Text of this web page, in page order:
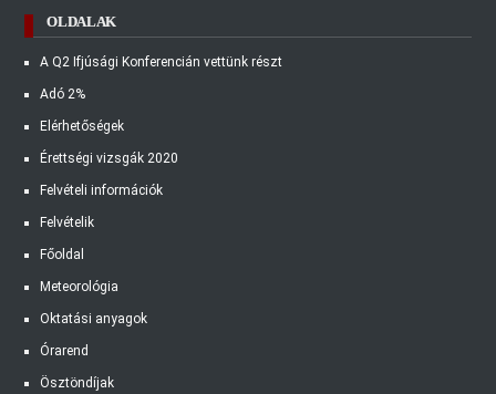
OLDALAK
A Q2 Ifjúsági Konferencián vettünk részt
Adó 2%
Elérhetőségek
Érettségi vizsgák 2020
Felvételi információk
Felvételik
Főoldal
Meteorológia
Oktatási anyagok
Órarend
Ösztöndíjak